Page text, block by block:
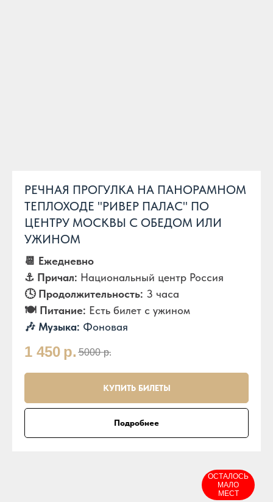
РЕЧНАЯ ПРОГУЛКА НА ПАНОРАМНОМ
ТЕПЛОХОДЕ "РИВЕР ПАЛАС" ПО
ЦЕНТРУ МОСКВЫ С ОБЕДОМ ИЛИ
УЖИНОМ
📆 Ежедневно
⚓️ Причал: Национальный центр Россия
🕓 Продолжительность: 3 часа
🍽️ Питание: Есть билет с ужином
🎶 Музыка: Фоновая
1 450 р. 5000 р.
КУПИТЬ БИЛЕТЫ
Подробнее
ОСТАЛОСЬ
МАЛО
МЕСТ